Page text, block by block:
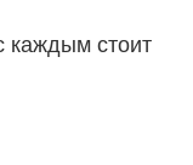
каждым стоит